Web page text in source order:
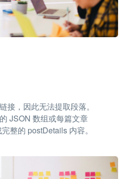
接，因此无法提取段落。
JSON 数组或每篇文章
整的 postDetails 内容。